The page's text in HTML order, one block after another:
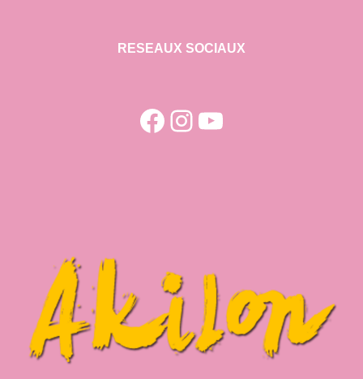
RESEAUX SOCIAUX
Facebook
Instagram
YouTube